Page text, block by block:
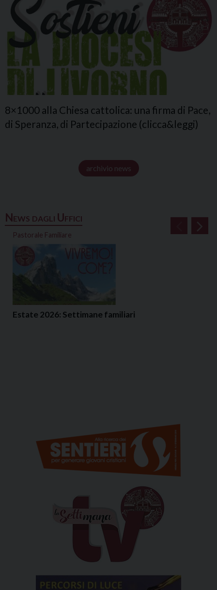
8×1000 alla Chiesa cattolica: una firma di Pace,
di Speranza, di Partecipazione (clicca&leggi)
archivio news
News dagli Uffici
Pastorale Familiare
Estate 2026: Settimane familiari